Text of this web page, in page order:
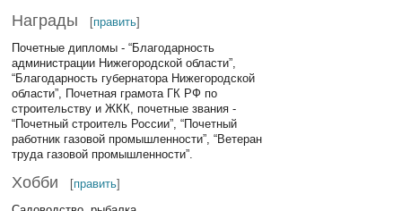
Награды [править]
Почетные дипломы - “Благодарность
администрации Нижегородской области”,
“Благодарность губернатора Нижегородской
области”, Почетная грамота ГК РФ по
строительству и ЖКК, почетные звания -
“Почетный строитель России”, “Почетный
работник газовой промышленности”, “Ветеран
труда газовой промышленности”.
Хобби [править]